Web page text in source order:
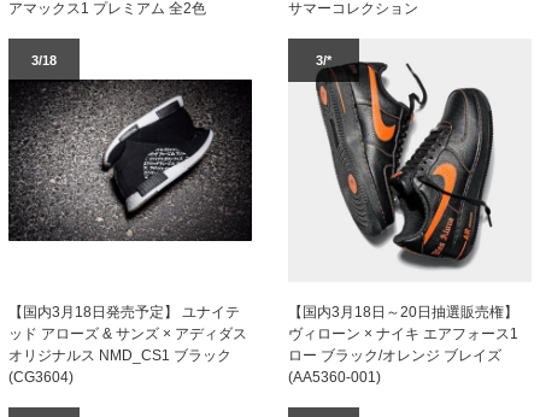
アマックス1 プレミアム 全2色
サマーコレクション
3/18
【国内3月18日発売予定】 ユナイテ
ッド アローズ & サンズ × アディダス
オリジナルス NMD_CS1 ブラック
(CG3604)
3/*
【国内3月18日～20日抽選販売権】
ヴィローン × ナイキ エアフォース1
ロー ブラック/オレンジ ブレイズ
(AA5360-001)